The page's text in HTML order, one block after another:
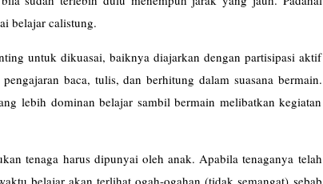
belajar calistung.
untuk dikuasai, baiknya diajarkan dengan partisipasi aktif
baca, tulis, dan berhitung dalam suasana bermain.
lebih dominan belajar sambil bermain melibatkan kegiatan
tenaga harus dipunyai oleh anak. Apabila tenaganya telah